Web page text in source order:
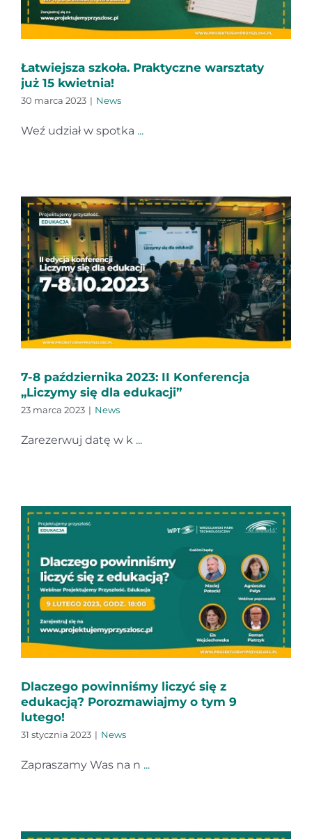
Łatwiejsza szkoła. Praktyczne warsztaty
już 15 kwietnia!
30 marca 2023 | News
Weź udział w spotka ...
7-8 października 2023: II Konferencja
„Liczymy się dla edukacji”
23 marca 2023 | News
Zarezerwuj datę w k ...
Dlaczego powinniśmy liczyć się z
edukacją? Porozmawiajmy o tym 9
lutego!
31 stycznia 2023 | News
Zapraszamy Was na n ...